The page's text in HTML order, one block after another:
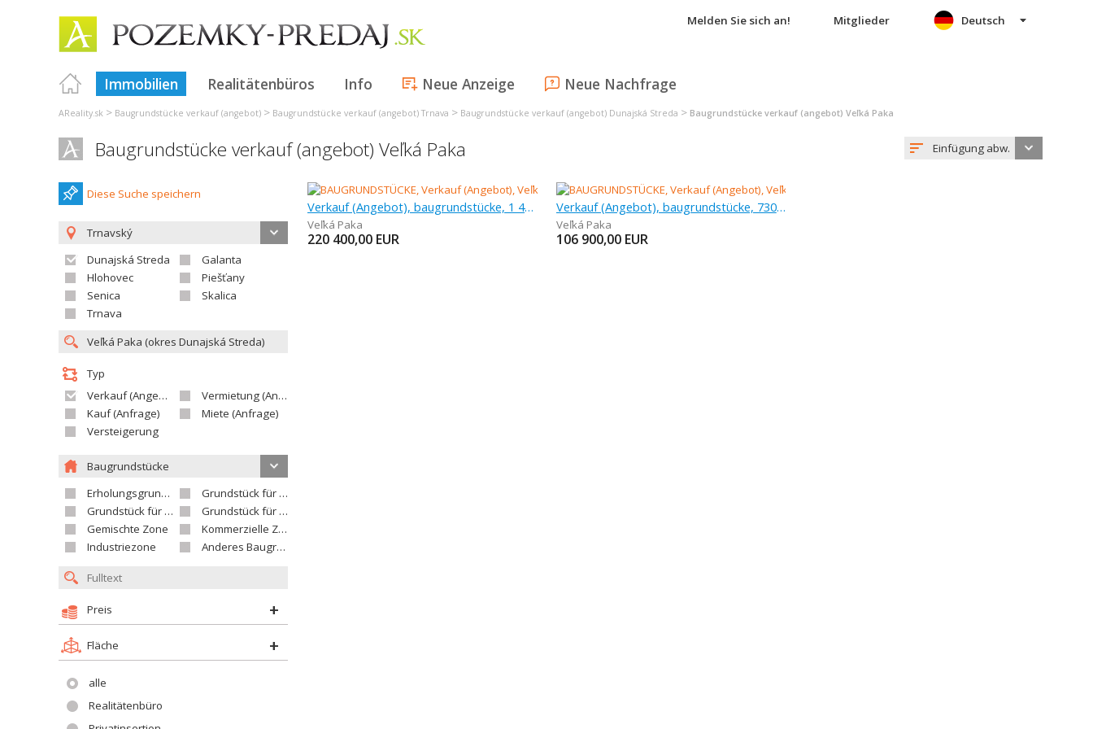
Melden Sie sich an! Mitglieder
Immobilien Realitätenbüros Info Neue Anzeige Neue Nachfrage
Deutsch
AReality.sk > Baugrundstücke verkauf (angebot) > Baugrundstücke verkauf (angebot) Trnava > Baugrundstücke verkauf (angebot) Dunajská Streda > Baugrundstücke verkauf (angebot) Veľká Paka
Baugrundstücke verkauf (angebot) Veľká Paka Einfügung abw.
Diese Suche speichern
Trnavský
Dunajská Streda
Galanta
Hlohovec
Piešťany
Senica
Skalica
Trnava
Typ
Verkauf (Angebot)
Vermietung (Angebot)
Kauf (Anfrage)
Miete (Anfrage)
Versteigerung
Baugrundstücke
Erholungsgrundstück
Grundstück für Einfamilienhäuser
Grundstück für Wohnhäuser
Grundstück für Versorgungseinrichtungen
Gemischte Zone
Kommerzielle Zone
Industriezone
Anderes Baugrundstück
Preis
Fläche
alle
Realitätenbüro
Verkauf (Angebot), baugrundstücke, 1 499 m
Veľká Paka
220 400,00 EUR
Verkauf (Angebot), baugrundstücke, 730 m
Veľká Paka
106 900,00 EUR